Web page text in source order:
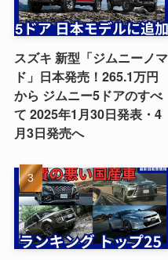
スズキ 新型「ジムニーノマ
ド」日本発売！265.1万円
から ジムニー5ドアのすべ
て 2025年1月30日発表・4
月3日発売へ